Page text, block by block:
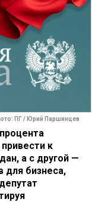
ПГ / Юрий Паршинцев
к
а с другой —
для бизнеса,